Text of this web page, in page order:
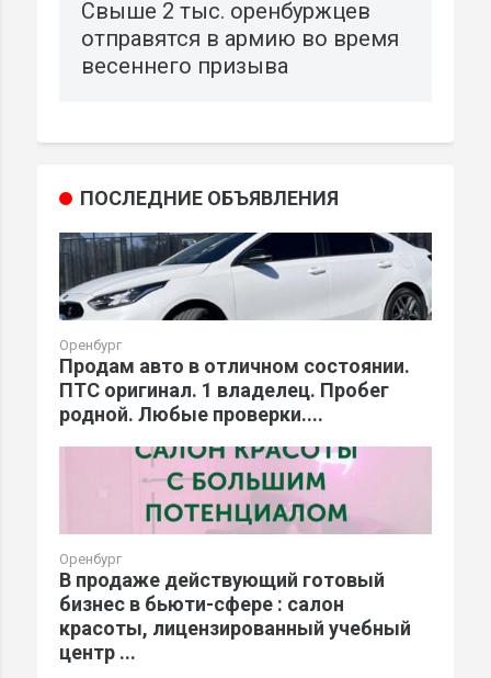
Свыше 2 тыс. оренбуржцев
отправятся в армию во время
весеннего призыва
ПОСЛЕДНИЕ ОБЪЯВЛЕНИЯ
Оренбург
Продам авто в отличном состоянии.
ПТС оригинал. 1 владелец. Пробег
родной. Любые проверки....
Оренбург
В продаже действующий готовый
бизнес в бьюти-сфере : салон
красоты, лицензированный учебный
центр ...